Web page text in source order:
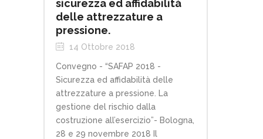
sicurezza ed affidabilità
delle attrezzature a
pressione.
14 Ottobre 2018
Convegno - “SAFAP 2018 -
Sicurezza ed affidabilità delle
attrezzature a pressione. La
gestione del rischio dalla
costruzione all’esercizio”- Bologna,
28 e 29 novembre 2018 Il